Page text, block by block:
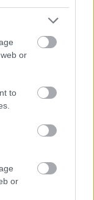
or
to
or
Svájc